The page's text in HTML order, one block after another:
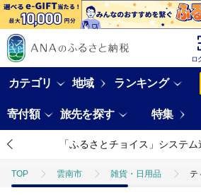
ロ
カテゴリ 地域 ランキング
寄付額 旅先を探す 特集
「ふるさとチョイス」システ
TOP 雲南市 雑貨・日用品 テ